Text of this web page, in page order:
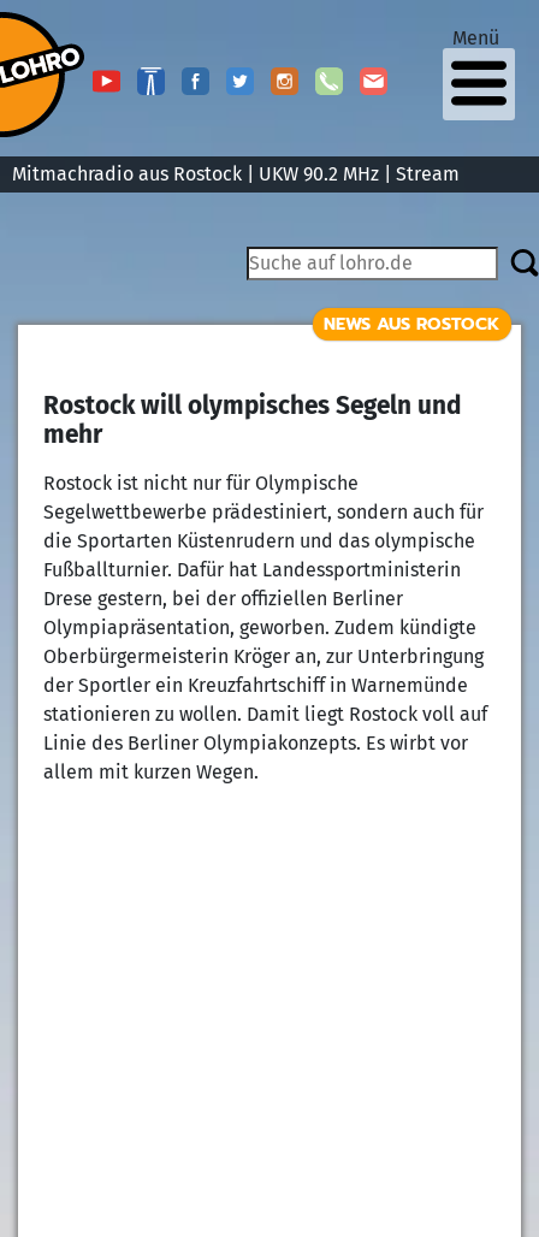
Mitmachradio aus Rostock | UKW 90.2 MHz | Stream
Menü
NEWS AUS ROSTOCK
Rostock will olympisches Segeln und
mehr
Rostock ist nicht nur für Olympische
Segelwettbewerbe prädestiniert, sondern auch für
die Sportarten Küstenrudern und das olympische
Fußballturnier. Dafür hat Landessportministerin
Drese gestern, bei der offiziellen Berliner
Olympiapräsentation, geworben. Zudem kündigte
Oberbürgermeisterin Kröger an, zur Unterbringung
der Sportler ein Kreuzfahrtschiff in Warnemünde
stationieren zu wollen. Damit liegt Rostock voll auf
Linie des Berliner Olympiakonzepts. Es wirbt vor
allem mit kurzen Wegen.